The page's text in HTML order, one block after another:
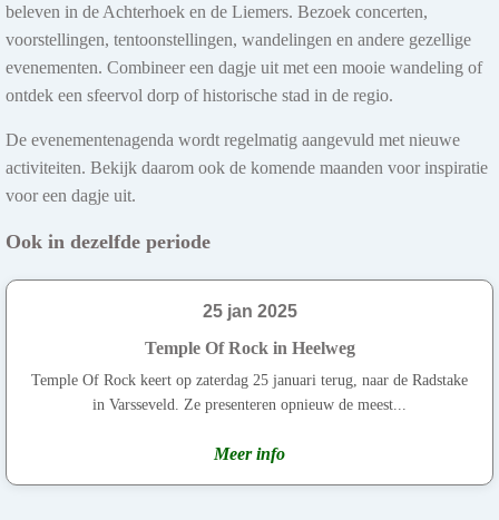
beleven in de Achterhoek en de Liemers. Bezoek concerten,
voorstellingen, tentoonstellingen, wandelingen en andere gezellige
evenementen. Combineer een dagje uit met een mooie wandeling of
ontdek een sfeervol dorp of historische stad in de regio.
De evenementenagenda wordt regelmatig aangevuld met nieuwe
activiteiten. Bekijk daarom ook de komende maanden voor inspiratie
voor een dagje uit.
Ook in dezelfde periode
25 jan 2025
Temple Of Rock in Heelweg
Temple Of Rock keert op zaterdag 25 januari terug, naar de Radstake
in Varsseveld. Ze presenteren opnieuw de meest...
Meer info